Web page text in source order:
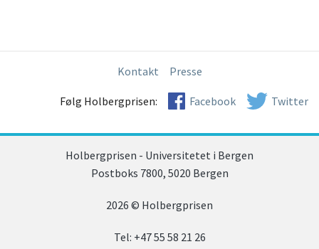
Kontakt Presse
Følg Holbergprisen: Facebook Twitter
Holbergprisen - Universitetet i Bergen
Postboks 7800, 5020 Bergen
2026 © Holbergprisen
Tel: +47 55 58 21 26